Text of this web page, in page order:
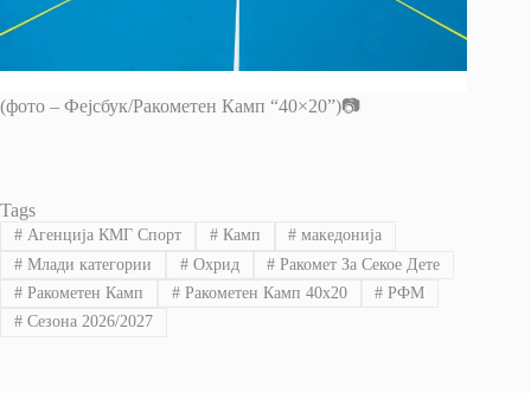
(фото – Фејсбук/Ракометен Камп “40×20”)📷
Tags
#Агенција КМГ Спорт #Камп # македонија
#Млади категории #Охрид # Ракомет За Секое Дете
#Ракометен Камп #Ракометен Камп 40x20 # РФМ
#Сезона 2026/2027